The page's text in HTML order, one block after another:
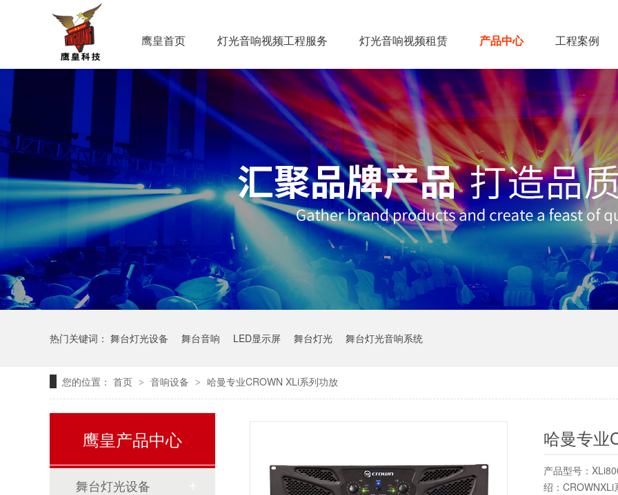
鹰皇首页 灯光音响视频工程服务 灯光音响视频租赁 产品中心 工程案例
热门关键词： 舞台灯光设备 舞台音响 LED显示屏 舞台灯光 舞台灯光音响系统
您的位置： 首页 > 音响设备 > 哈曼专业CROWN XLi系列功放
哈曼专业
产品型号：
绍：
鹰皇产品中心
舞台灯光设备